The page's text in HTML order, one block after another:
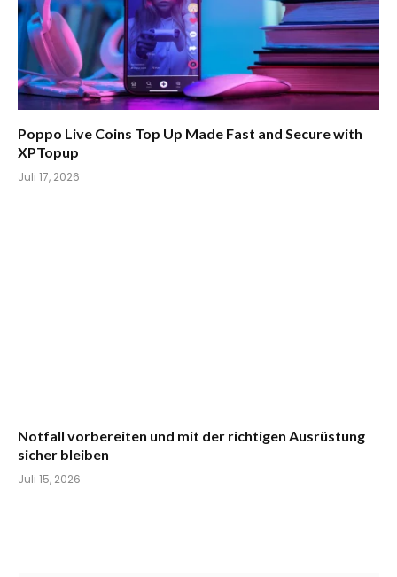
Poppo Live Coins Top Up Made Fast and Secure with
XPTopup
Juli 17, 2026
Notfall vorbereiten und mit der richtigen Ausrüstung
sicher bleiben
Juli 15, 2026